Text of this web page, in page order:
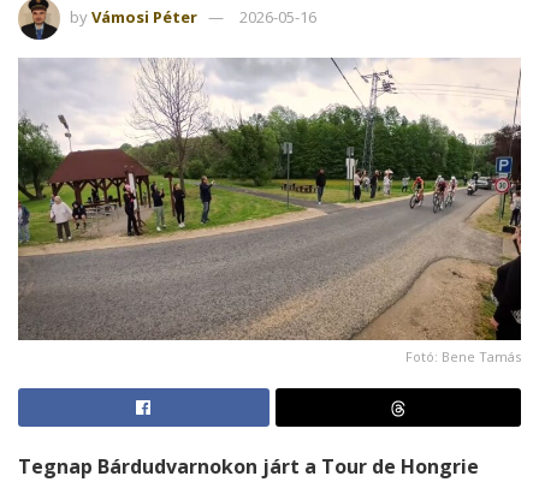
byVámosi Péter 2026-05-16
Fotó: Bene Tamás
Tegnap Bárdudvarnokon járt a Tour de Hongrie